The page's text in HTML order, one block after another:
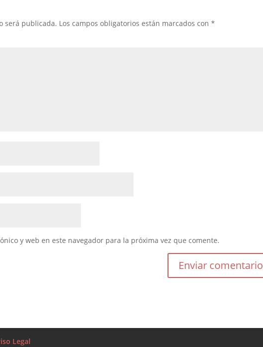
será publicada. Los campos obligatorios están marcados con*
y web en este navegador para la próxima vez que comente.
Legal